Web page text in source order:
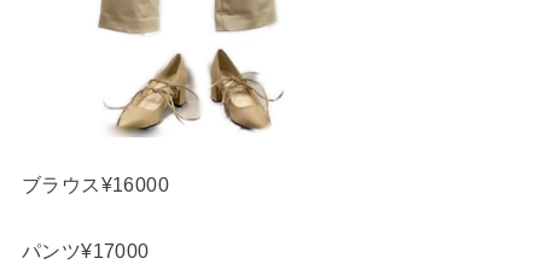
ブラウス¥16000
パンツ¥17000